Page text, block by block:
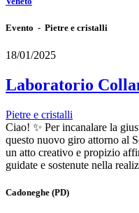
Evento - Pietre e cristalli
18/01/2025
Laboratorio
Pietre e cristalli
Ciao! ✨ Per incanalare la
questo nuovo giro attorno al
un atto creativo e propizio
guidate e sostenute nella
Cadoneghe (PD)